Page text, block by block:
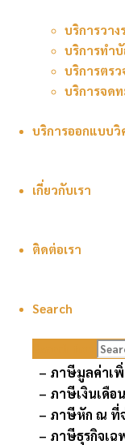
บริการวา
บริการทำ
บริการตร
บริการจดท
บริการออกแบบวิ
เกี่ยวกับเรา
ติดต่อเรา
Search
บริการท
จัดทำ สอบทาน และ
ประสิทธิภาพและเกิ
บัญชี
จัดทำและยื่นแ
– ภาษีมูลค่าเ
– ภาษีเงินเดื
– ภาษีหัก ณ ที่
– ภาษีธุรกิจเฉ